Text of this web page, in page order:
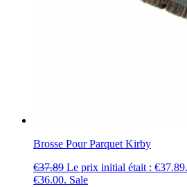
Brosse Pour Parquet Kirby
€37.89 Le prix initial était : €37.89.
€36.00. Sale